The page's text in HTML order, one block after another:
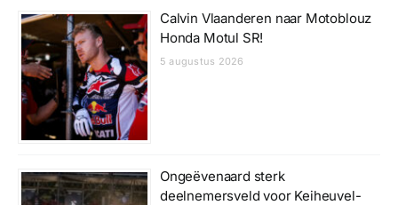
Calvin Vlaanderen naar Motoblouz
Honda Motul SR!
5 augustus 2026
Ongeëvenaard sterk
deelnemersveld voor Keiheuvel-